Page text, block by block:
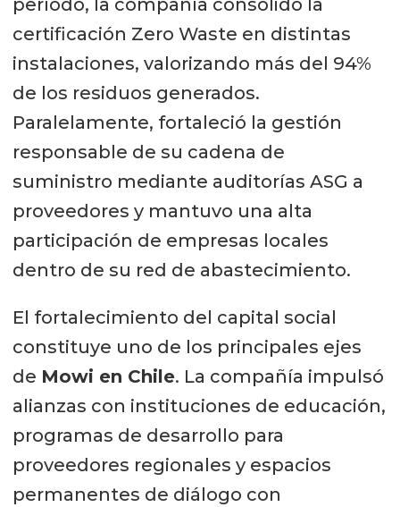
período, la compañía consolidó la
certificación Zero Waste en distintas
instalaciones, valorizando más del 94%
de los residuos generados.
Paralelamente, fortaleció la gestión
responsable de su cadena de
suministro mediante auditorías ASG a
proveedores y mantuvo una alta
participación de empresas locales
dentro de su red de abastecimiento.
El fortalecimiento del capital social
constituye uno de los principales ejes
de Mowi en Chile. La compañía impulsó
alianzas con instituciones de educación,
programas de desarrollo para
proveedores regionales y espacios
permanentes de diálogo con